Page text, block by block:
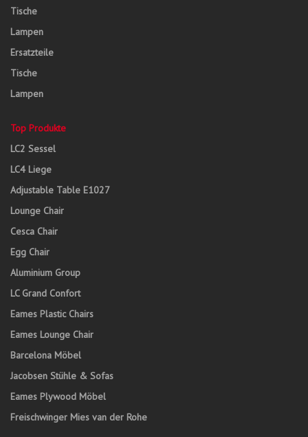
Tische
Lampen
Ersatzteile
Tische
Lampen
Top Produkte
LC2 Sessel
LC4 Liege
Adjustable Table E1027
Lounge Chair
Cesca Chair
Egg Chair
Aluminium Group
LC Grand Confort
Eames Plastic Chairs
Eames Lounge Chair
Barcelona Möbel
Jacobsen Stühle & Sofas
Eames Plywood Möbel
Freischwinger Mies van der Rohe